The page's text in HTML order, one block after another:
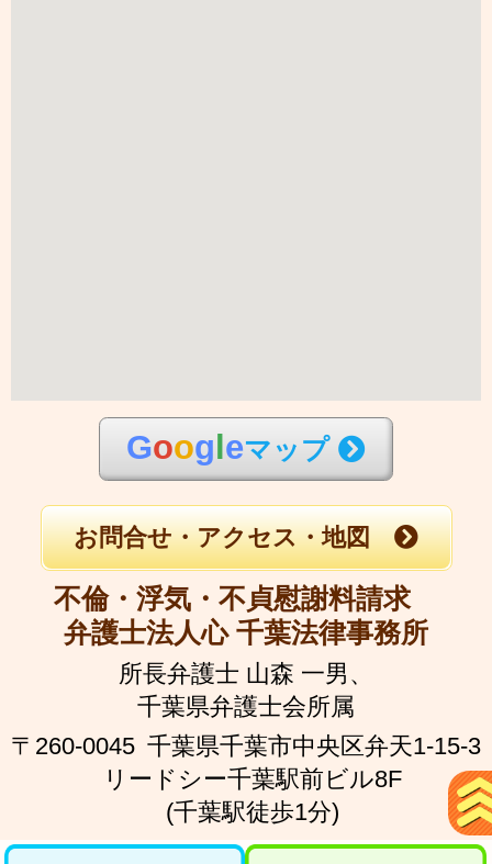
Goog eマップ
お問合せ・アクセス・地図
不倫・浮気・不貞慰謝料請求
弁護士法人心 千葉法律事務所
所長弁護士 山森 一男、
千葉県弁護士会所属
〒260-0045 千葉県千葉市中央区弁天1-15-3
リードシー千葉駅前ビル8F
(千葉駅徒歩1分)